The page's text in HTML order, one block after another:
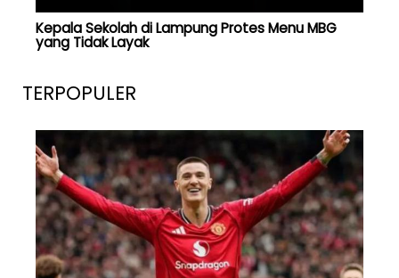
Kepala Sekolah di Lampung Protes Menu MBG
yang Tidak Layak
TERPOPULER